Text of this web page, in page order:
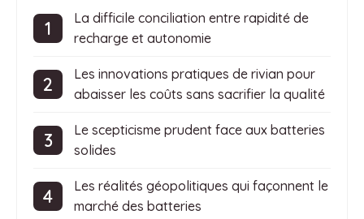
La difficile conciliation entre rapidité de
recharge et autonomie
Les innovations pratiques de rivian pour
abaisser les coûts sans sacrifier la qualité
Le scepticisme prudent face aux batteries
solides
Les réalités géopolitiques qui façonnent le
marché des batteries